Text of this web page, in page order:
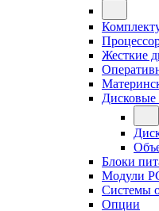
Жесткие
Дисковые
Блоки
Модули
Системы
Опции